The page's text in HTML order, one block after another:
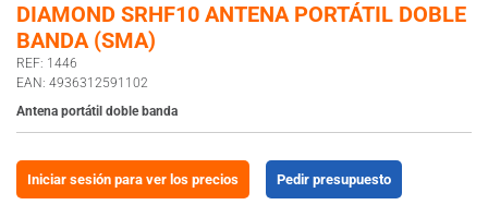
DIAMOND SRHF10 ANTENA PORTÁTIL DOBLE
BANDA (SMA)
REF: 1446
EAN: 4936312591102
Antena portátil doble banda
Iniciar sesión para ver los precios Pedir presupuesto